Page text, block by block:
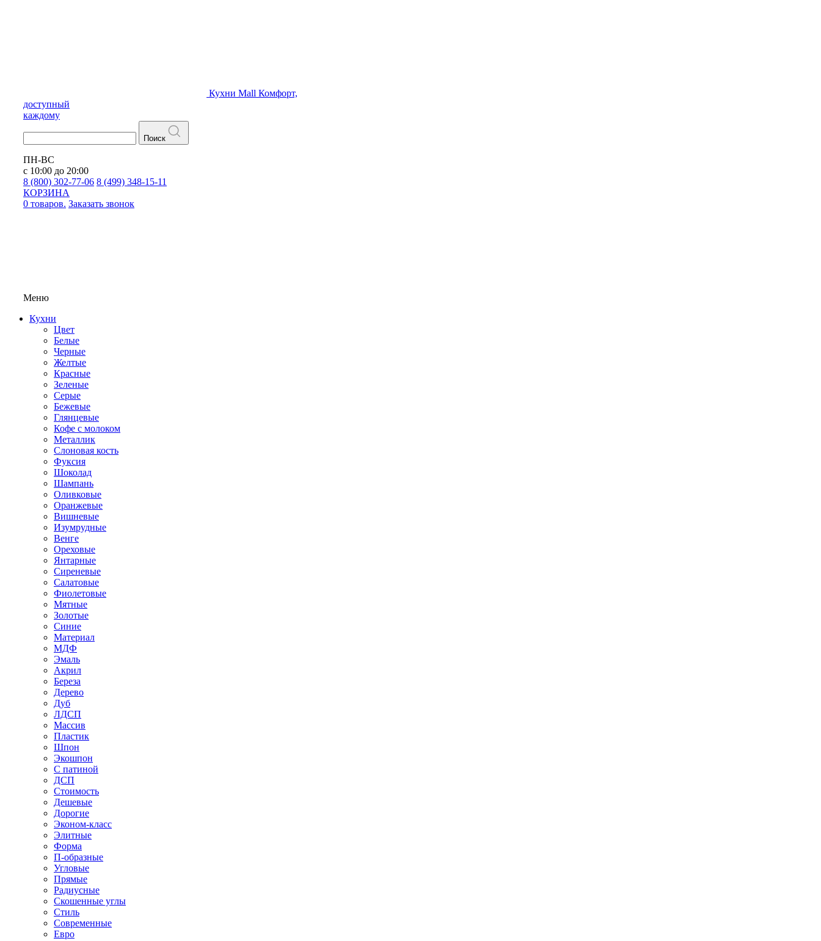
Кухни Mall Комфорт,
доступный
каждому
Поиск
ПН-ВС
с 10:00 до 20:00
8 (800) 302-77-06 8 (499) 348-15-11
КОРЗИНА
0 товаров. Заказать звонок
Меню
Кухни
Цвет
Белые
Черные
Желтые
Красные
Зеленые
Серые
Бежевые
Глянцевые
Кофе с молоком
Металлик
Слоновая кость
Фуксия
Шоколад
Шампань
Оливковые
Оранжевые
Вишневые
Изумрудные
Венге
Ореховые
Янтарные
Сиреневые
Салатовые
Фиолетовые
Мятные
Золотые
Синие
Материал
МДФ
Эмаль
Акрил
Береза
Дерево
Дуб
ЛДСП
Массив
Пластик
Шпон
Экошпон
С патиной
ДСП
Стоимость
Дешевые
Дорогие
Эконом-класс
Элитные
Форма
П-образные
Угловые
Прямые
Радиусные
Скошенные углы
Стиль
Современные
Евро